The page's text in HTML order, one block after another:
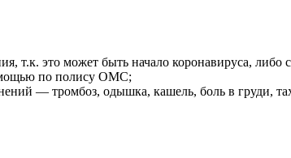
т.к. это может быть начало коронавируса,
по полису ОМС;
— тромбоз, одышка, кашель, боль в груди,